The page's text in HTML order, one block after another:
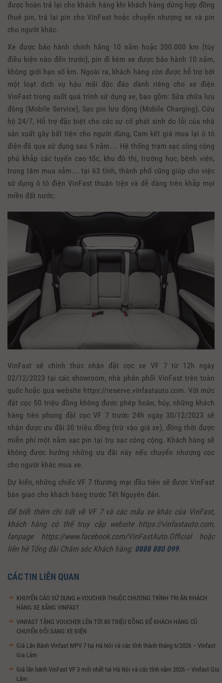
được hoàn trả lại cho khách hàng khi khách hàng dừng hợp đồng
thuê pin, trả lại pin cho VinFast hoặc chuyển nhượng xe và pin
cho người khác.
Xe được bảo hành chính hãng 10 năm hoặc 200.000 km (tùy
điều kiện nào đến trước), pin đi kèm xe được bảo hành 10 năm,
không giới hạn số km. Ngoài ra, khách hàng còn được hỗ trợ bởi
một loạt dịch vụ hậu mãi độc đáo dành riêng cho xe điện
VinFast trong suốt quá trình sử dụng xe, bao gồm: Sửa chữa lưu
động (Mobile Service), Sạc pin lưu động (Mobile Charging), Cứu
hộ 24/7, Hỗ trợ đặc biệt cho các sự cố phát sinh do lỗi của nhà
sản xuất gây bất tiện cho người dùng, Cam kết giá mua lại ô tô
điện đã qua sử dụng sau 5 năm… Hệ thống trạm sạc công cộng
phủ khắp các tuyến cao tốc, khu đô thị, trường học, bệnh viện,
trung tâm mua sắm… tại 63 tỉnh, thành phố cũng giúp cho việc
sử dụng ô tô điện VinFast thuận tiện và dễ dàng trên khắp mọi
miền đất nước.
VinFast sẽ chính thức nhận đặt cọc xe VF 7 từ 12h ngày
02/12/2023 tại các showroom, nhà phân phối VinFast trên toàn
quốc hoặc qua website https://reserve.vinfastauto.com. Với mức
đặt cọc 50 triệu đồng không được phép hoàn, hủy, những khách
hàng tiên phong đặt cọc VF 7 trước 24h ngày 30/12/2023 sẽ
nhận được ưu đãi 30 triệu đồng (trừ vào giá xe), đồng thời được
miễn phí một năm sạc pin tại trụ sạc công cộng. Khách hàng sẽ
không được hưởng những ưu đãi này nếu chuyển nhượng cọc
cho người khác mua xe.
Dự kiến, những chiếc VF 7 thương mại đầu tiên sẽ được VinFast
bàn giao cho khách hàng trước Tết Nguyên đán.
Để biết thêm chi tiết về VF 7 và các mẫu xe khác của VinFast,
khách hàng có thể truy cập website https://vinfastauto.com,
fanpage https://www.facebook.com/VinFastAuto.Officialhoặc
liên hệ Tổng đài Chăm sóc Khách hàng: 0888 880 099.
CÁC TIN LIÊN QUAN
KHUYẾN CÁO SỬ DỤNG e-VOUCHER THUỘC CHƯƠNG TRÌNH TRI ÂN KHÁCH
HÀNG XE XĂNG VINFAST
VINFAST TẶNG VOUCHER LÊN TỚI 80 TRIỆU ĐỒNG ĐỂ KHÁCH HÀNG CŨ
CHUYỂN ĐỔI SANG XE ĐIỆN
Giá Lăn Bánh Vinfast MPV 7 tại Hà Nội và các tỉnh thành tháng 6/2026 – Vinfast
Gia Lâm
Giá lăn bánh VinFast VF 3 mới nhất tại Hà Nội và các tỉnh năm 2026 – Vinfast Gia
Lâm